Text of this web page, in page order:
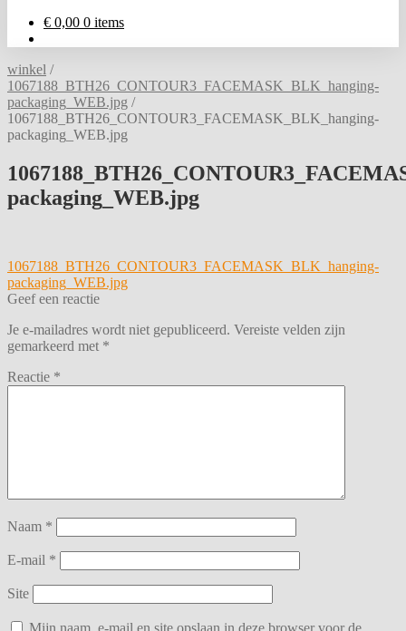
€ 0,00 0 items
winkel /
1067188_BTH26_CONTOUR3_FACEMASK_BLK_hanging-
packaging_WEB.jpg /
1067188_BTH26_CONTOUR3_FACEMASK_BLK_hanging-
packaging_WEB.jpg
packaging_WEB.jpg
Bericht
navigatie
Vorig
bericht:
1067188_BTH26_CONTOUR3_FACEMASK_BLK_hanging-
packaging_WEB.jpg
Geef een reactie
Je e-mailadres wordt niet gepubliceerd. Vereiste velden zijn
gemarkeerd met *
Reactie *
Naam *
E-mail *
Site